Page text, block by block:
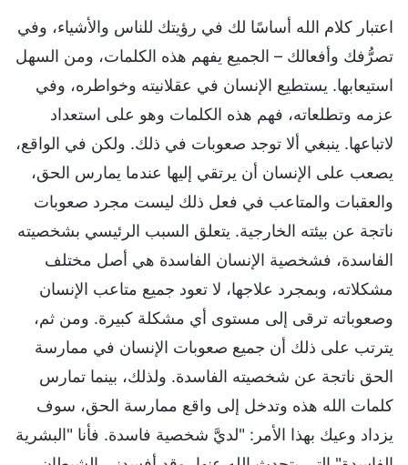
اعتبار كلام الله أساسًا لك في رؤيتك للناس والأشياء، وفي
تصرُّفك وأفعالك – الجميع يفهم هذه الكلمات، ومن السهل
استيعابها. يستطيع الإنسان في عقلانيته وخواطره، وفي
عزمه وتطلعاته، فهم هذه الكلمات وهو على استعداد
لاتباعها. ينبغي ألا توجد صعوبات في ذلك. ولكن في الواقع،
يصعب على الإنسان أن يرتقي إليها عندما يمارس الحق،
والعقبات والمتاعب في فعل ذلك ليست مجرد صعوبات
ناتجة عن بيئته الخارجية. يتعلق السبب الرئيسي بشخصيته
الفاسدة، فشخصية الإنسان الفاسدة هي أصل مختلف
مشكلاته، وبمجرد علاجها، لا تعود جميع متاعب الإنسان
وصعوباته ترقى إلى مستوى أي مشكلة كبيرة. ومن ثم،
يترتب على ذلك أن جميع صعوبات الإنسان في ممارسة
الحق ناتجة عن شخصيته الفاسدة. ولذلك، بينما تمارس
كلمات الله هذه وتدخل إلى واقع ممارسة الحق، سوف
يزداد وعيك بهذا الأمر: "لديَّ شخصية فاسدة. فأنا "البشرية